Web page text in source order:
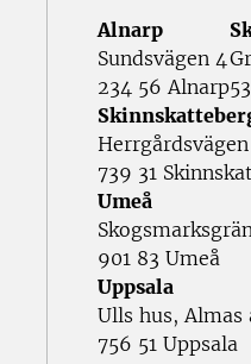
Alnarp
Sundsvägen 4
234 56 Alnarp
Herrgårdsvägen
739 31
Umeå
901 83 Umeå
Uppsala
Ulls hus, Almas
756 51 Uppsala